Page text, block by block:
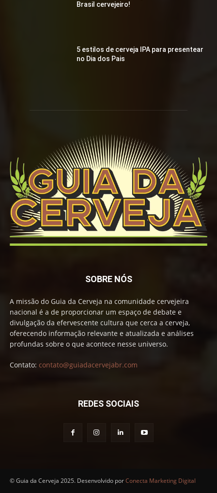
Brasil cervejeiro!
5 estilos de cerveja IPA para presentear
no Dia dos Pais
SOBRE NÓS
A missão do Guia da Cerveja na comunidade cervejeira
nacional é a de proporcionar um espaço de debate e
divulgação da efervescente cultura que cerca a cerveja,
oferecendo informação relevante e atualizada e análises
profundas sobre o que acontece nesse universo.
Contato: contato@guiadacervejabr.com
REDES SOCIAIS
© Guia da Cerveja 2025. Desenvolvido porConecta Marketing Digital